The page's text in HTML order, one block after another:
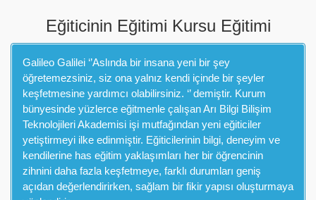
Eğiticinin Eğitimi Kursu Eğitimi
Galileo Galilei ‘’Aslında bir insana yeni bir şey
öğretemezsiniz, siz ona yalnız kendi içinde bir şeyler
keşfetmesine yardımcı olabilirsiniz. ‘’ demiştir. Kurum
bünyesinde yüzlerce eğitmenle çalışan Arı Bilgi Bilişim
Teknolojileri Akademisi işi mutfağından yeni eğiticiler
yetiştirmeyi ilke edinmiştir. Eğiticilerinin bilgi, deneyim ve
kendilerine has eğitim yaklaşımları her bir öğrencinin
zihnini daha fazla keşfetmeye, farklı durumları geniş
açıdan değerlendirirken, sağlam bir fikir yapısı oluşturmaya